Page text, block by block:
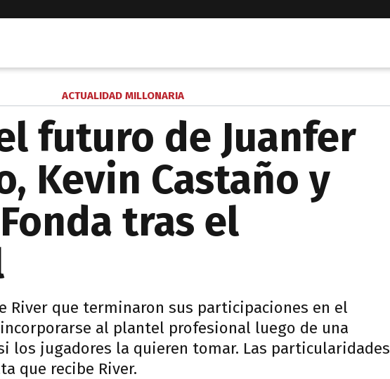
ACTUALIDAD MILLONARIA
futuro de Juanfer
Kevin Castaño y
tras el
River que terminaron sus participaciones en el
al plantel profesional luego de una
los jugadores la quieren tomar. Las particularidades
que recibe River.